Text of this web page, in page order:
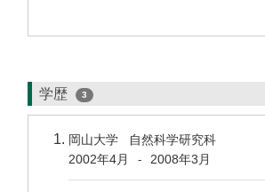
学歴 3
岡山大学 自然科学研究科
2002年4月
- 2008年3月